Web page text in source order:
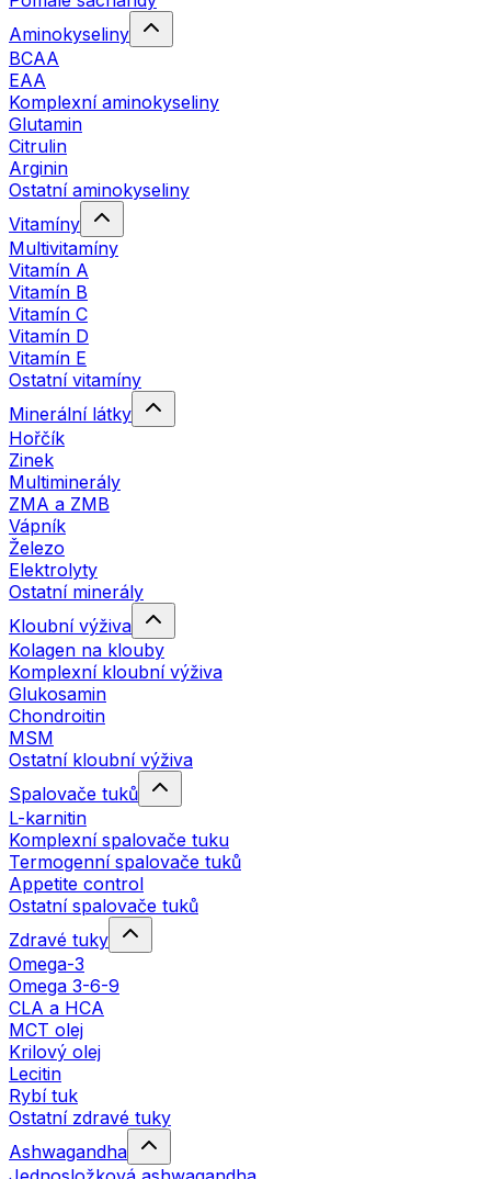
Aminokyseliny
BCAA
EAA
Komplexní aminokyseliny
Glutamin
Citrulin
Arginin
Ostatní aminokyseliny
Vitamíny
Multivitamíny
Vitamín A
Vitamín B
Vitamín C
Vitamín D
Vitamín E
Ostatní vitamíny
Minerální látky
Hořčík
Zinek
Multiminerály
ZMA a ZMB
Vápník
Železo
Elektrolyty
Ostatní minerály
Kloubní výživa
Kolagen na klouby
Komplexní kloubní výživa
Glukosamin
Chondroitin
MSM
Ostatní kloubní výživa
Spalovače tuků
L-karnitin
Komplexní spalovače tuku
Termogenní spalovače tuků
Appetite control
Ostatní spalovače tuků
Zdravé tuky
Omega-3
Omega 3-6-9
CLA a HCA
MCT olej
Krilový olej
Lecitin
Rybí tuk
Ostatní zdravé tuky
Ashwagandha